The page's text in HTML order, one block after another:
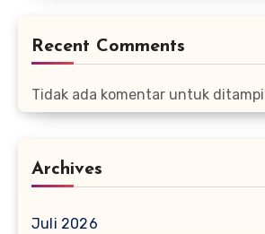
Recent Comments
Tidak ada komentar untuk
Archives
Juli 2026